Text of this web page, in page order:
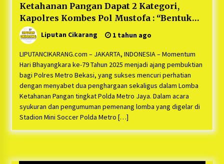
Ketahanan Pangan Dapat 2 Kategori,
Kapolres Kombes Pol Mustofa : “Bentuk
Mendukung Program Presiden RI
Prabowo”
Liputan Cikarang 1 tahun ago
LIPUTANCIKARANG.com – JAKARTA, INDONESIA – Momentum
Hari Bhayangkara ke-79 Tahun 2025 menjadi ajang pembuktian
bagi Polres Metro Bekasi, yang sukses mencuri perhatian
dengan menyabet dua penghargaan sekaligus dalam Lomba
Ketahanan Pangan tingkat Polda Metro Jaya. Dalam acara
syukuran dan pengumuman pemenang lomba yang digelar di
Stadion Mini Soccer Polda Metro […]